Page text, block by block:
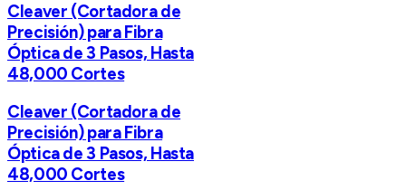
Cleaver (Cortadora de
Precisión) para Fibra
Óptica de 3 Pasos, Hasta
48,000 Cortes
Cleaver (Cortadora de
Precisión) para Fibra
Óptica de 3 Pasos, Hasta
48,000 Cortes